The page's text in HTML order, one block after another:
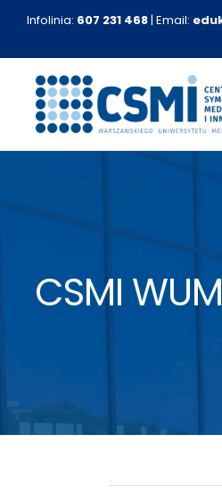
zawartości
Infolinia: 607 231 468| Email:
CSMI